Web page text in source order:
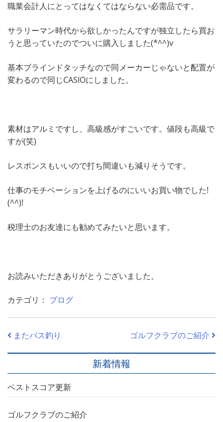
職業会計人にとってはなくてはならない必需品です。
サラリーマン時代から欲しかったんですが独立したら買お
うと思っていたのでついに購入しました(*^^)v
基本ブラインドタッチなので同メーカーじゃないと配置が
変わるので同じCASIOにしました。
素材はアルミですし、高級感がすごいです。値段も高級で
すが(笑)
レスポンスもいいので打ち間違いも減りそうです。
仕事のモチベーションを上げるのにいいお買い物でした!
(^^)!
税理士のお友達にも勧めてみたいと思います。
お読みいただきありがとうございました。
カテゴリ： ブログ
またバス釣り ゴルフクラブのご紹介
新着情報
ベストスコア更新
ゴルフクラブのご紹介